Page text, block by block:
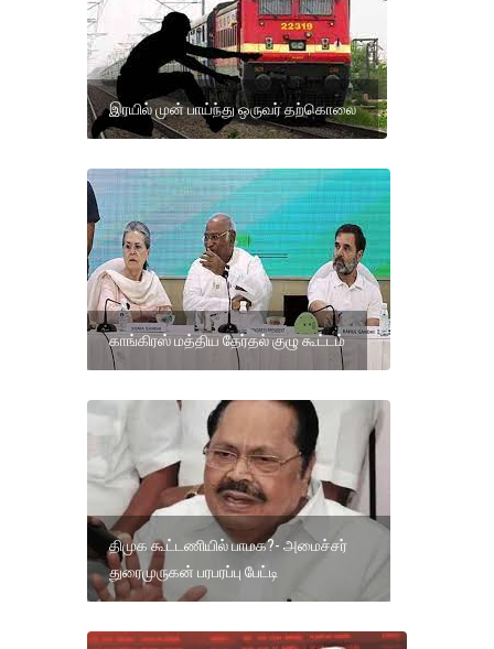
இரயில் முன் பாய்ந்து ஒருவர் தற்கொலை
காங்கிரஸ் மத்திய தேர்தல் குழு கூட்டம்
திமுக கூட்டணியில் பாமக?- அமைச்சர்
துரைமுருகன் பரபரப்பு பேட்டி